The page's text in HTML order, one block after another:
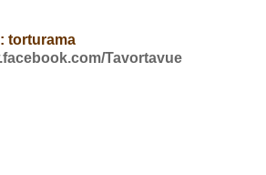
torturama
Tavortavue